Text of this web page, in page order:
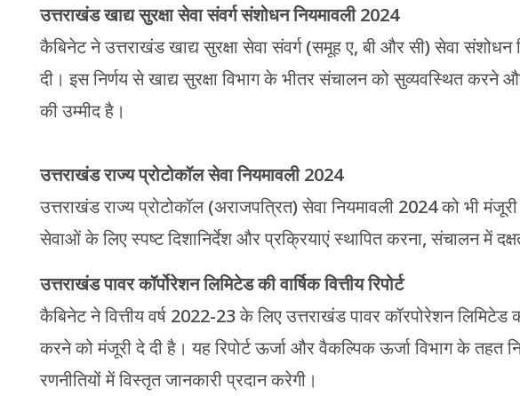
उत्तराखंड खाद्य सुरक्षा सेवा संवर्ग संशोधन नियमावली 2024
कैबिनेट ने उत्तराखंड खाद्य सुरक्षा सेवा संवर्ग (समूह ए, बी और सी) सेवा
दी। इस निर्णय से खाद्य सुरक्षा विभाग के भीतर संचालन को सुव्यवस्थित करने
की उम्मीद है।
उत्तराखंड राज्य प्रोटोकॉल सेवा नियमावली 2024
उत्तराखंड राज्य प्रोटोकॉल (अराजपत्रित) सेवा नियमावली 2024 को भी
सेवाओं के लिए स्पष्ट दिशानिर्देश और प्रक्रियाएं स्थापित करना, संचालन में
उत्तराखंड पावर कॉर्पोरेशन लिमिटेड की वार्षिक वित्तीय रिपोर्ट
कैबिनेट ने वित्तीय वर्ष 2022-23 के लिए उत्तराखंड पावर कॉरपोरेशन लिमिटेड की
करने को मंजूरी दे दी है। यह रिपोर्ट ऊर्जा और वैकल्पिक ऊर्जा विभाग के तहत
रणनीतियों में विस्तृत जानकारी प्रदान करेगी।